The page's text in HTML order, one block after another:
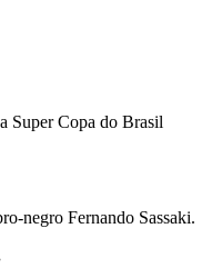
Super Copa do Brasil
negro Fernando Sassaki.